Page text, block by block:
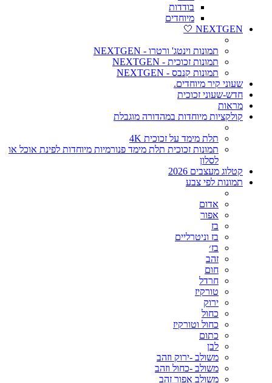
בודדות
מיוחדים
NEXTGEN 🤍
תמונות וינטג' ורטרו - NEXTGEN
תמונות זכוכית - NEXTGEN
תמונות קנבס - NEXTGEN
שעוני קיר מיוחדים.
חדש-שעוני זכוכית
מראות
קולקציות מיוחדות במהדורה מוגבלת
תלת מימד על זכוכית 4K
תמונות זכוכית תלת מימד פנורמיות מיוחדות לפינת אוכל או
לסלון
קטלוג מעצבים 2026
תמונות לפי צבע
אדום
אפור
בז
בז וניטרליים
בז׳
זהב
חום
חרדל
טורקיז
ירוק
כחול
כחול וטורקיז
כתום
לבן
משולב -ירוק וזהב
משולב -כחול וזהב
משולב אפור זהב